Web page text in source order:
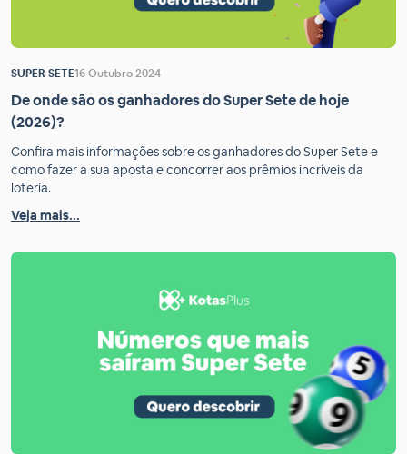
SUPER SETE16 Outubro 2024
De onde são os ganhadores do Super Sete de hoje
(2026)?
Confira mais informações sobre os ganhadores do Super Sete e
como fazer a sua aposta e concorrer aos prêmios incríveis da
loteria.
Veja mais...